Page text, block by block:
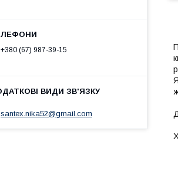
+380 (67) 987-39-15
santex.nika52@gmail.com